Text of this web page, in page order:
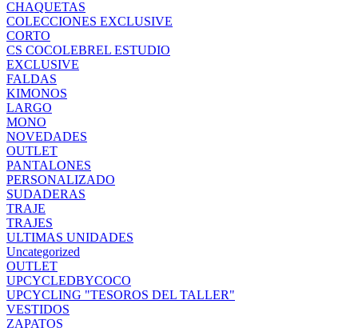
CHAQUETAS
COLECCIONES EXCLUSIVE
CORTO
CS COCOLEBREL ESTUDIO
EXCLUSIVE
FALDAS
KIMONOS
LARGO
MONO
NOVEDADES
OUTLET
PANTALONES
PERSONALIZADO
SUDADERAS
TRAJE
TRAJES
ULTIMAS UNIDADES
Uncategorized
OUTLET
UPCYCLEDBYCOCO
UPCYCLING "TESOROS DEL TALLER"
VESTIDOS
ZAPATOS